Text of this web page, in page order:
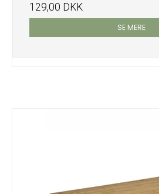
129,00 DKK
SE MERE